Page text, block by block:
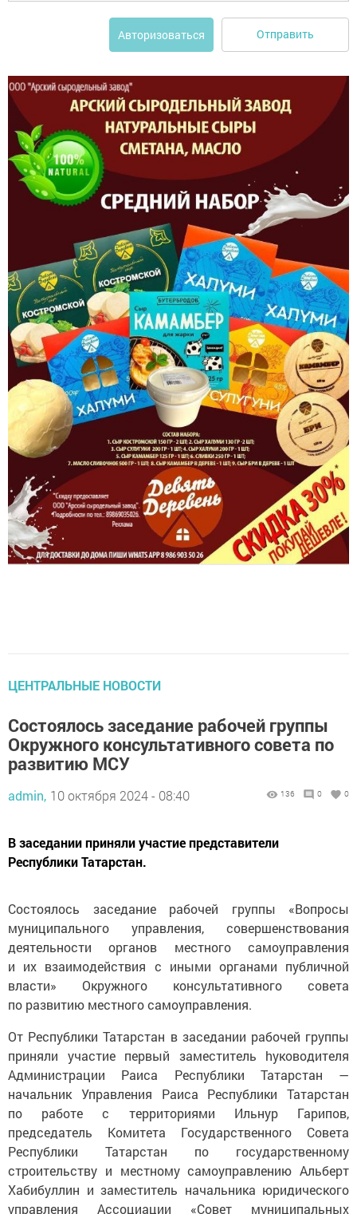
Авторизоваться Отправить
ЦЕНТРАЛЬНЫЕ НОВОСТИ
Состоялось заседание рабочей группы
Окружного консультативного совета по
развитию МСУ
admin, 10 октября 2024 - 08:40
В заседании приняли участие представители
Республики Татарстан.
Cостоялось заседание рабочей группы «Вопросы
муниципального управления, совершенствования
деятельности органов местного самоуправления
и их взаимодействия с иными органами публичной
власти» Окружного консультативного совета
по развитию местного самоуправления.
От Республики Татарстан в заседании рабочей группы
приняли участие первый заместитель hуководителя
Администрации Раиса Республики Татарстан —
начальник Управления Раиса Республики Татарстан
по работе с территориями Ильнур Гарипов,
председатель Комитета Государственного Совета
Республики Татарстан по государственному
строительству и местному самоуправлению Альберт
Хабибуллин и заместитель начальника юридического
управления Ассоциации «Совет муниципальных